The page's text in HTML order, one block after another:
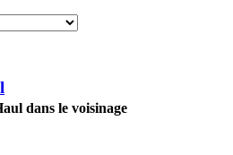
dans le voisinage